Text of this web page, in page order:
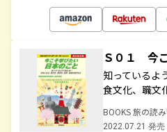
Ｓ０１ 今
知っているよ
食文化、職文
BOOKS 旅の読
2022.07.21 発売